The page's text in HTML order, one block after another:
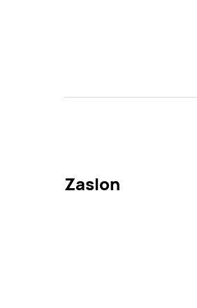
Zaslon